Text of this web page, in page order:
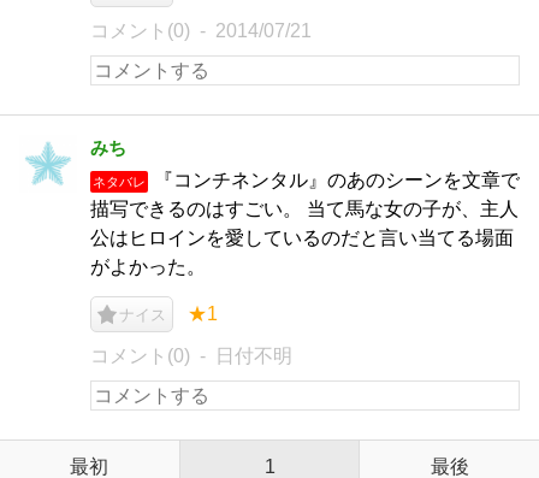
コメント(0) 2014/07/21
みち
ネタバレ
『コンチネンタル』のあのシーンを文章で
描写できるのはすごい。 当て馬な女の子が、主人
公はヒロインを愛しているのだと言い当てる場面
がよかった。
ナイス ★1
コメント(0) 日付不明
最初 1 最後